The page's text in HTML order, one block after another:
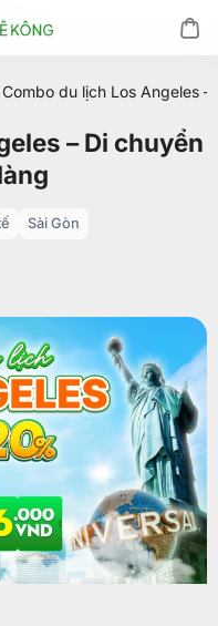
Combo du lịch Los Angeles
– Di chuyển
Sài Gòn